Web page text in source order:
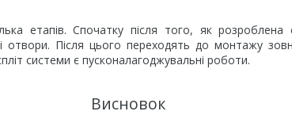
етапів. Спочатку після того, як розроблена
Після цього переходять до монтажу
системи є пусконалагоджувальні роботи.
Висновок